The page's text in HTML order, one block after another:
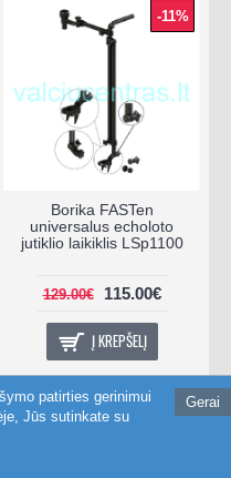
-11%
Borika FASTen
universalus echoloto
jutiklio laikiklis LSp1100
129.00€ 115.00€
Į KREPŠELĮ
Gerai
patirties gerinimui
Jūs sutinkate su